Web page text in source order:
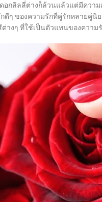
กลิลลี่ต่างก็ล้วนแล้วแต่มีควา
ๆ ของความรักที่คู่รักหลายคู่นิ
งๆ ที่ใช้เป็นตัวแทนของความ